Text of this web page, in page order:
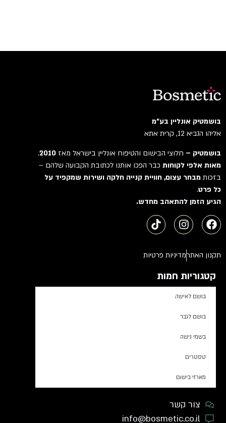
בושמטיק אונליין בע"מ
אליהו הנביא 12, קרית אתא
בושמטיק –חלוצי הבישום והטיפוח אונליין בישראל מאז2010
.
מאות אלפי לקוחותכבר הפכו אותנו לכתובת הקבועה שלהם –
בזכותמבחר עצום, חוויית קנייה חלקה ושירות שמקפיד על
כל פרט.
הגיע הזמן להתאהב מחדש.
תקנון האתרמדיניות פרטיות
קטגוריות חמות
בושם לאישה
בושם לגבר
בשמי נישה
טסטרים
מארזי בישום
צור קשר
info@bosmetic.co.il